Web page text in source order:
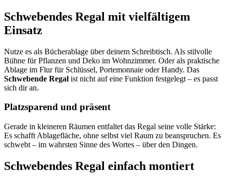
Schwebendes Regal mit vielfältigem
Einsatz
Nutze es als Bücherablage über deinem Schreibtisch. Als stilvolle
Bühne für Pflanzen und Deko im Wohnzimmer. Oder als praktische
Ablage im Flur für Schlüssel, Portemonnaie oder Handy. Das
Schwebende Regal ist nicht auf eine Funktion festgelegt – es passt
sich dir an.
Platzsparend und präsent
Gerade in kleineren Räumen entfaltet das Regal seine volle Stärke:
Es schafft Ablagefläche, ohne selbst viel Raum zu beanspruchen. Es
schwebt – im wahrsten Sinne des Wortes – über den Dingen.
Schwebendes Regal einfach montiert